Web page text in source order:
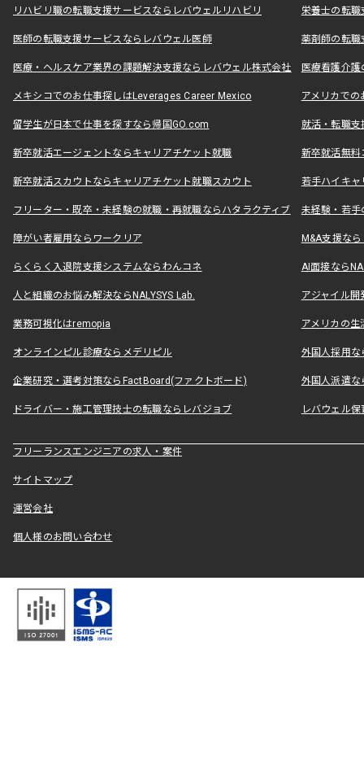
リハビリ職の転職支援サービスならレバウェルリハビリ 栄養士の転
医師の転職支援サービスならレバウェル医師 薬剤師の転
医療・ヘルスケア業界の課題解決支援ならレバウェル株式会社 医療看護介
メキシコでのお仕事探しはLeverages Career Mexico アメリカで
留学生が日本で仕事を探すなら帰国GO.com 就活・転職
新卒就活エージェントならキャリアチケット就職 新卒就活無料
新卒就活スカウトならキャリアチケット就職スカウト 若手ハイキ
フリーター・既卒・未経験の就職・再就職ならハタラクティブ 未経験・若手
障がい者雇用ならワークリア M&A支援な
らくらく入退院支援システムならわんコネ AI面接なら
人と組織のお悩み解決ならNALYSYS Lab. アジャイル
業務可視化はremopia アメリカの
オンラインピル診療ならメデリピル 外国人採用
企業研究・選考対策ならFactBoard(ファクトボード) 外国人派遣な
ドライバー・施工管理技士の転職ならレバジョブ レバウェル
フリーランスエンジニアの求人・案件
サイトマップ
運営会社
個人様のお問い合わせ